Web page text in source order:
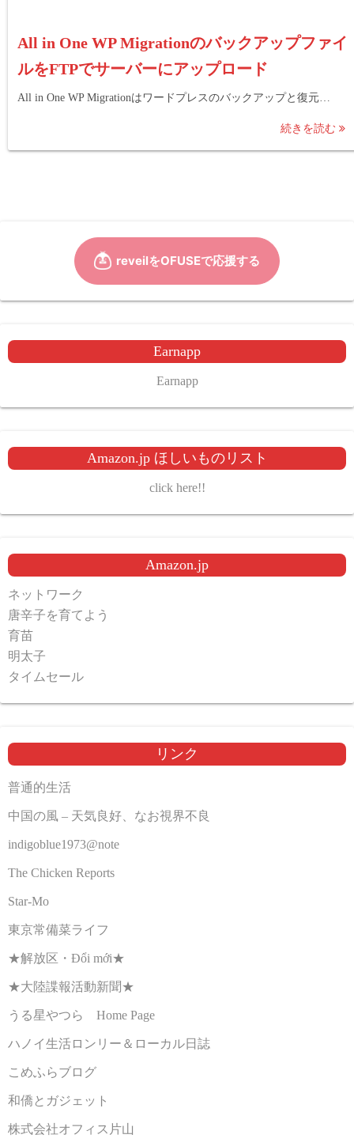
All in One WP Migrationのバックアップファイ
ルをFTPでサーバーにアップロード
All in One WP Migrationはワードプレスのバックアップと復元…
続きを読む
Earnapp
Earnapp
Amazon.jp ほしいものリスト
click here!!
Amazon.jp
ネットワーク
唐辛子を育てよう
育苗
明太子
タイムセール
リンク
普通的生活
中国の風 – 天気良好、なお視界不良
indigoblue1973@note
The Chicken Reports
Star-Mo
東京常備菜ライフ
★解放区・Đổi mới★
★大陸諜報活動新聞★
うる星やつら Home Page
ハノイ生活ロンリー＆ローカル日誌
こめふらブログ
和僑とガジェット
株式会社オフィス片山